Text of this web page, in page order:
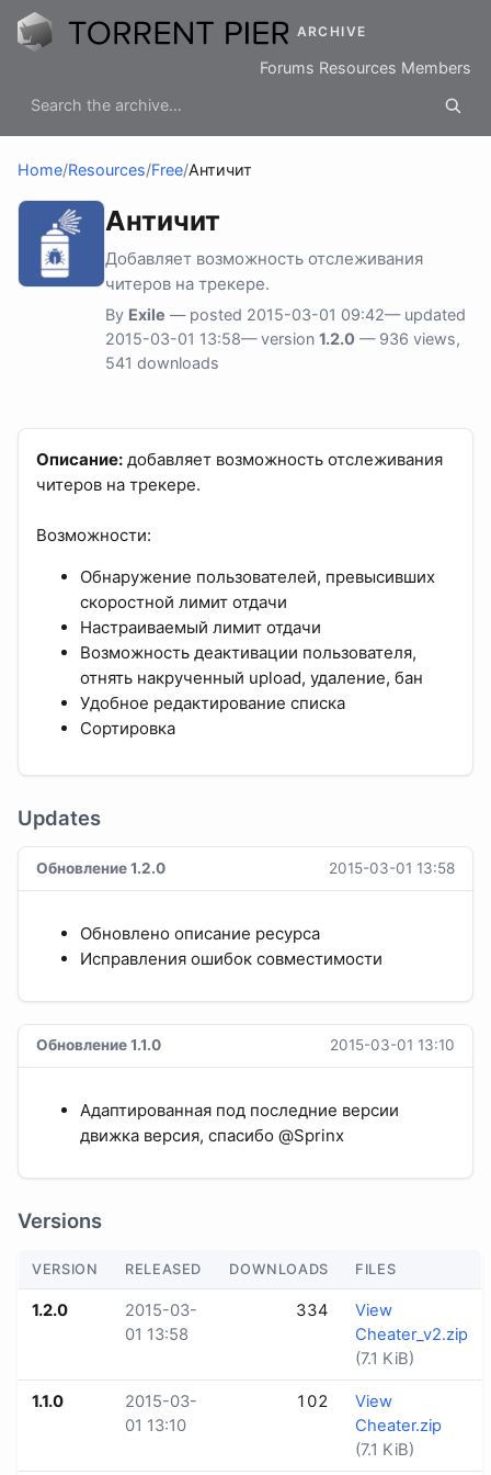
ARCHIVE
Forums Resources Members
Home/Resources/Free/Античит
Античит
Добавляет возможность отслеживания
читеров на трекере.
By Exile — posted 2015-03-01 09:42— updated
2015-03-01 13:58— version 1.2.0 — 936 views,
541 downloads
Описание: добавляет возможность отслеживания
читеров на трекере.
Возможности:
Обнаружение пользователей, превысивших
скоростной лимит отдачи
Настраиваемый лимит отдачи
Возможность деактивации пользователя,
отнять накрученный upload, удаление, бан
Удобное редактирование списка
Сортировка
Updates
Обновление 1.2.0 2015-03-01 13:58
Обновлено описание ресурса
Исправления ошибок совместимости
Обновление 1.1.0 2015-03-01 13:10
Адаптированная под последние версии
движка версия, спасибо @Sprinx
Versions
VERSION RELEASED DOWNLOADS FILES
1.2.0
2015-03-
01 13:58
334
View
Cheater_v2.zip
(7.1 KiB)
1.1.0
2015-03-
01 13:10
102
View
Cheater.zip
(7.1 KiB)